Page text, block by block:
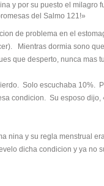
y por su puesto el milagro
del Salmo 121!»
de problema en el
Mientras dormia sono
que desperto, nunca mas
Solo escuchaba 10%.
condicion. Su esposo dijo,
nina y su regla menstrual
dicha condicion y ya no